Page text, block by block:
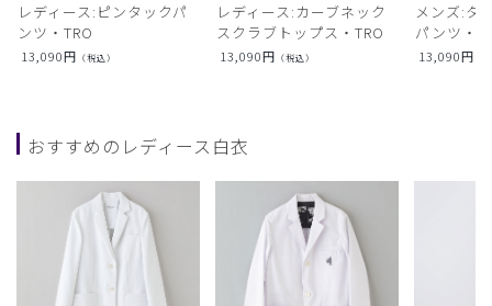
レディース:ピンタックパ
ンツ・TRO
13,090円 （税込）
レディース:カーブネック
スクラブトップス・TRO
13,090円 （税込）
メンズ:タ
パンツ・
13,090円
おすすめのレディース白衣